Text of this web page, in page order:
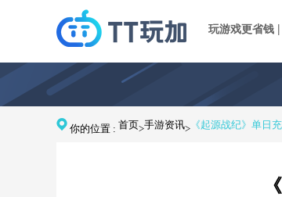
玩游戏更省钱 |
你的位置 : 首页>手游资讯> 《起源战纪》单日